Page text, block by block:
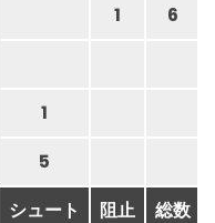
1 6
1
5
シュート 阻止 総数